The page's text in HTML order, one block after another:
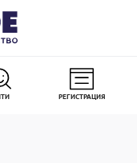
РЕГИСТРАЦИЯ